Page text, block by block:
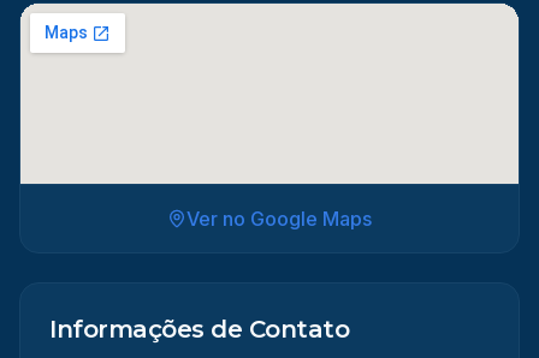
Ver no Google Maps
Informações de Contato